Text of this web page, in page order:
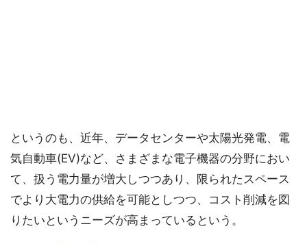
というのも、近年、データセンターや太陽光発電、電
気自動車(EV)など、さまざまな電子機器の分野におい
て、扱う電力量が増大しつつあり、限られたスペース
でより大電力の供給を可能としつつ、コスト削減を図
りたいというニーズが高まっているという。